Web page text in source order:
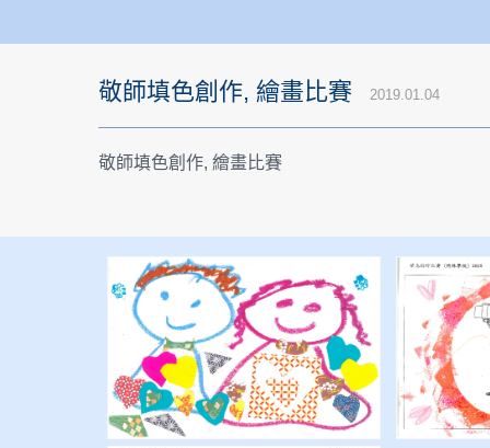
敬師填色創作, 繪畫比賽 2019.01.04
敬師填色創作, 繪畫比賽